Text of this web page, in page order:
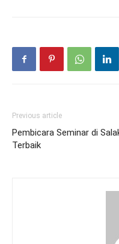
Previous article
Pembicara Seminar di
Terbaik